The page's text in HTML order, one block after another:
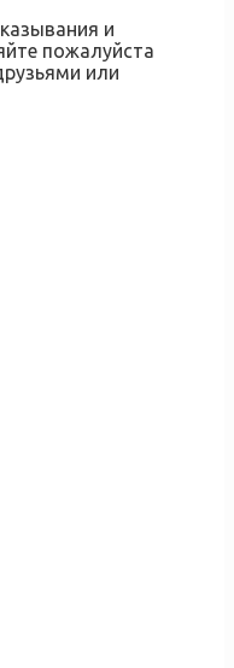
и
пожалуйста
или